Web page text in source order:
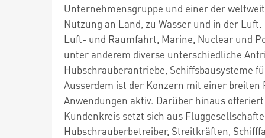
Unternehmensgruppe und einer der
Nutzung an Land, zu Wasser und in der
Luft- und Raumfahrt, Marine, Nuclear und
unter anderem diverse unterschiedliche
Hubschrauberantriebe, Schiffsbausysteme
Ausserdem ist der Konzern mit einer
Anwendungen aktiv. Darüber hinaus
Kundenkreis setzt sich aus
Hubschrauberbetreiber, Streitkräften,